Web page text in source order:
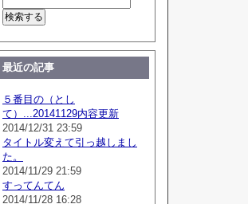
最近の記事
５番目の（とし
て）...20141129内容更新
2014/12/31 23:59
タイトル変えて引っ越しまし
た。
2014/11/29 21:59
すってんてん
2014/11/28 16:28